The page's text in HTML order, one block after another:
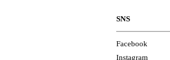
SNS
Facebook
Instagram